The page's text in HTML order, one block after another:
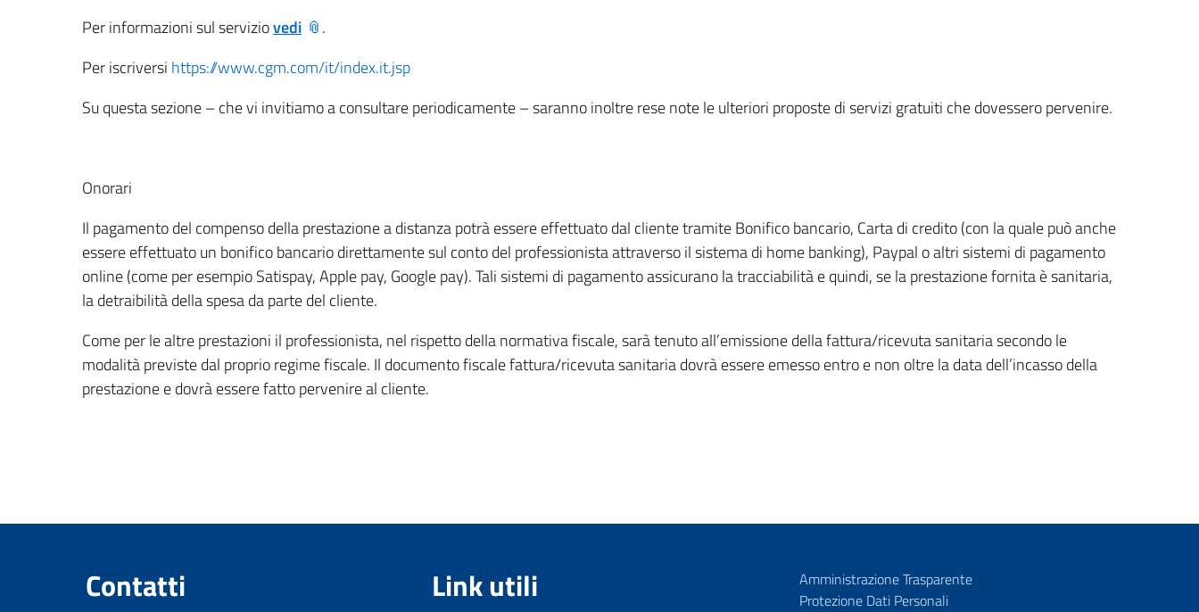
Per informazioni sul serviziovedi
.
Per iscriversi https://www.cgm.com/it/index.it.jsp
Su questa sezione – che vi invitiamo a consultare periodicamente – saranno inoltre rese note le ulteriori proposte di servizi gratuiti che dovessero pervenire.
Onorari
Il pagamento del compenso della prestazione a distanza potrà essere effettuato dal cliente tramite Bonifico bancario, Carta di credito (con la quale può anche
essere effettuato un bonifico bancario direttamente sul conto del professionista attraverso il sistema di home banking), Paypal o altri sistemi di pagamento
online (come per esempio Satispay, Apple pay, Google pay). Tali sistemi di pagamento assicurano la tracciabilità e quindi, se la prestazione fornita è sanitaria,
la detraibilità della spesa da parte del cliente.
Come per le altre prestazioni il professionista, nel rispetto della normativa fiscale, sarà tenuto all’emissione della fattura/ricevuta sanitaria secondo le
modalità previste dal proprio regime fiscale. Il documento fiscale fattura/ricevuta sanitaria dovrà essere emesso entro e non oltre la data dell’incasso della
prestazione e dovrà essere fatto pervenire al cliente.
Contatti Link utili
Amministrazione Trasparente
Protezione Dati Personali